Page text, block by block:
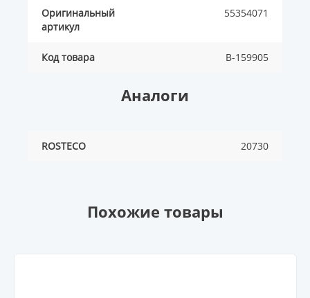
Оригинальный
артикул
55354071
Код товара B-159905
Аналоги
ROSTECO 20730
Похожие товары